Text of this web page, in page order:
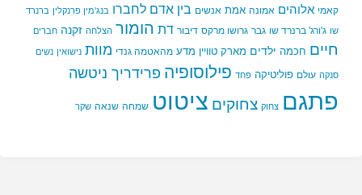
קאמי אלוהים אמונה אמת אנשים בין אדם לחברו בנג'מין פרנקלין ברנרד
שו ג'ורג' ברנרד שו גבר גרושו מרקס דיבור דת הומור הצלחה זקנה חברים
חיים חכמה ילדים מארק טוויין מדע מהאטמה גנדי מוות נישואין נשים
סנקה עולם פוליטיקה פחד פילוסופיה פרידריך ניטשה
פתגם צחוק צחוקים ציטוט שמחה שנאה שקר